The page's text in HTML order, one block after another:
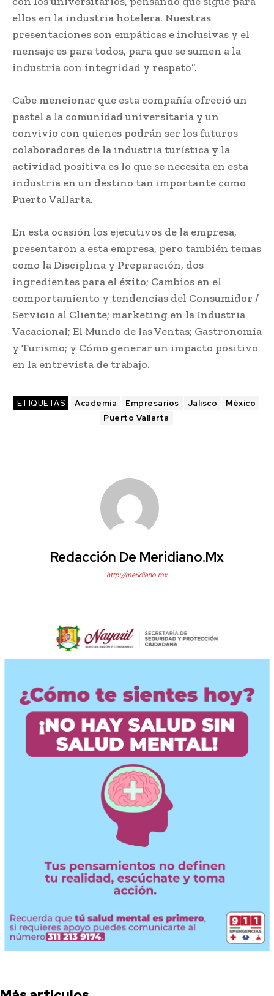
ellos en la industria hotelera. Nuestras
presentaciones son empáticas e inclusivas y el
mensaje es para todos, para que se sumen a la
industria con integridad y respeto”.
Cabe mencionar que esta compañía ofreció un
pastel a la comunidad universitaria y un
convivio con quienes podrán ser los futuros
colaboradores de la industria turística y la
actividad positiva es lo que se necesita en esta
industria en un destino tan importante como
Puerto Vallarta.
En esta ocasión los ejecutivos de la empresa,
presentaron a esta empresa, pero también temas
como la Disciplina y Preparación, dos
ingredientes para el éxito; Cambios en el
comportamiento y tendencias del Consumidor /
Servicio al Cliente; marketing en la Industria
Vacacional; El Mundo de las Ventas; Gastronomía
y Turismo; y Cómo generar un impacto positivo
en la entrevista de trabajo.
ETIQUETAS Academia Empresarios Jalisco
México
Puerto Vallarta
Redacción De Meridiano.mx
http://meridiano.mx